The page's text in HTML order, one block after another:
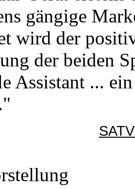
gängige
wird der
der beiden
Assistant ...